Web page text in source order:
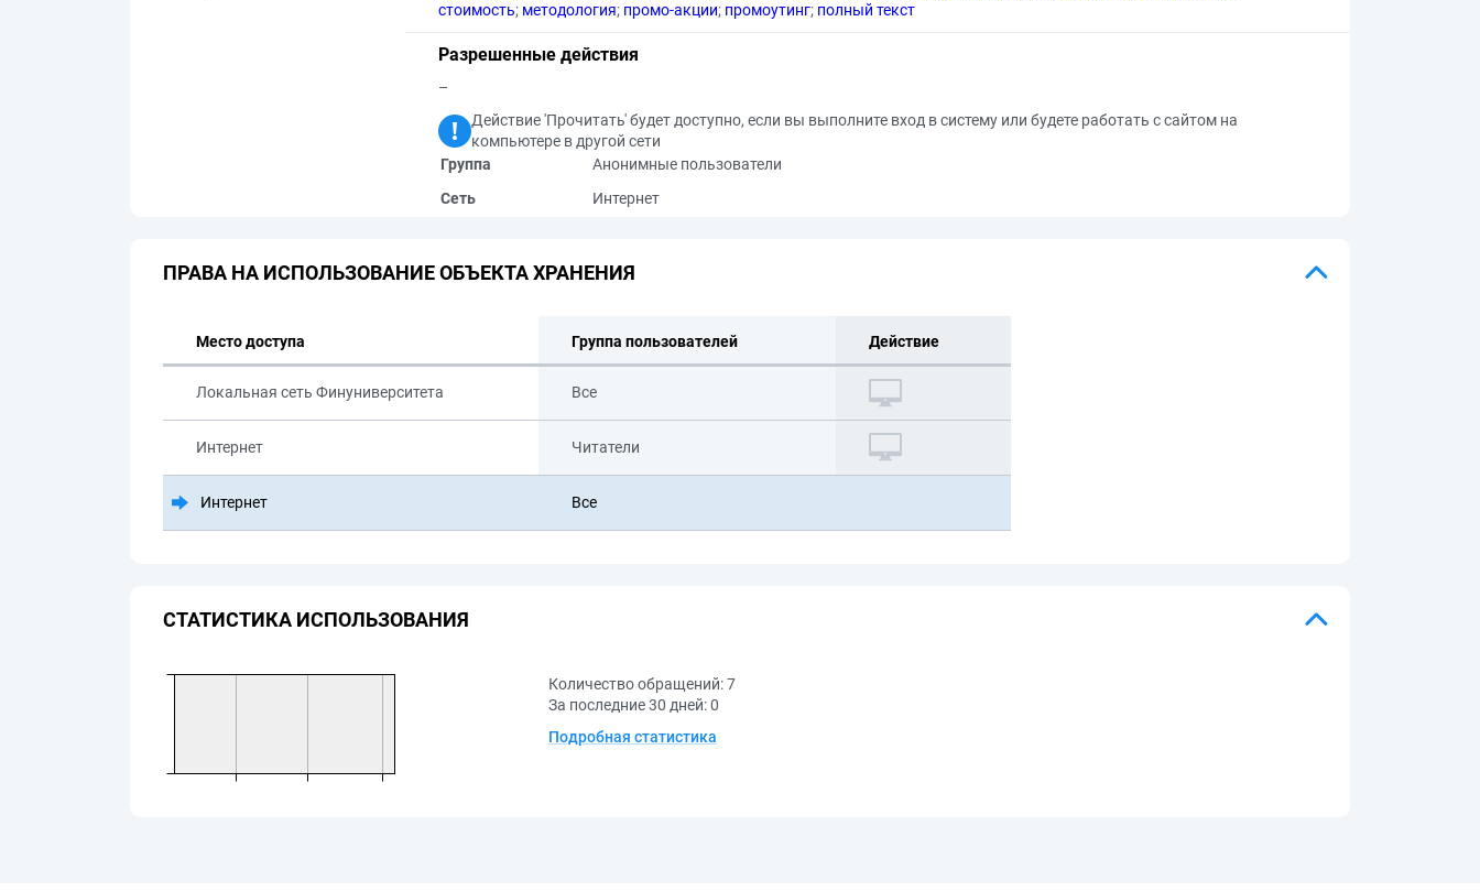
стоимость; методология; промо-акции; промоутинг; полный текст
Разрешенные действия
–
Действие 'Прочитать' будет доступно, если вы выполните вход в систему или будете работать с сайтом на
компьютере в другой сети
Группа
Анонимные пользователи
Сеть
Интернет
ПРАВА НА ИСПОЛЬЗОВАНИЕ ОБЪЕКТА ХРАНЕНИЯ
Место доступа Группа пользователей Действие
Локальная сеть Финуниверситета Все
Интернет Читатели
Интернет Все
СТАТИСТИКА ИСПОЛЬЗОВАНИЯ
Количество обращений:7
За последние 30 дней:0
Подробная статистика